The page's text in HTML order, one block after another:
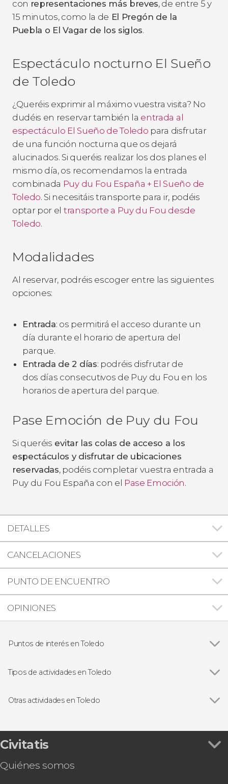
con representaciones más breves, de entre 5 y
15 minutos, como la de El Pregón de la
Puebla o El Vagar de los siglos.
Espectáculo nocturno El Sueño
de Toledo
¿Queréis exprimir al máximo vuestra visita? No
dudéis en reservar también la entrada al
espectáculo El Sueño de Toledo para disfrutar
de una función nocturna que os dejará
alucinados. Si queréis realizar los dos planes el
mismo día, os recomendamos la entrada
combinada Puy du Fou España + El Sueño de
Toledo. Si necesitáis transporte para ir, podéis
optar por el transporte a Puy du Fou desde
Toledo.
Modalidades
Al reservar, podréis escoger entre las siguientes
opciones:
Entrada: os permitirá el acceso durante un
día durante el horario de apertura del
parque.
Entrada de 2 días: podréis disfrutar de
dos días consecutivos de Puy du Fou en los
horarios de apertura del parque.
Pase Emoción de Puy du Fou
Si queréis evitar las colas de acceso a los
espectáculos y disfrutar de ubicaciones
reservadas, podéis completar vuestra entrada a
Puy du Fou España con el Pase Emoción.
DETALLES
CANCELACIONES
PUNTO DE ENCUENTRO
OPINIONES
Puntos de interés en Toledo
Sinagoga de Santa María La Blanca
Mezquita del Cristo de la Luz
Tipos de actividades en Toledo
Entradas en Toledo
Otras actividades en Toledo
Visita guiada por el Toledo de las 3 culturas
Visita guiada por el Alcázar de Toledo y el Museo
Entrada al espectáculo El Sueño de Toledo
Civitatis
Quiénes somos